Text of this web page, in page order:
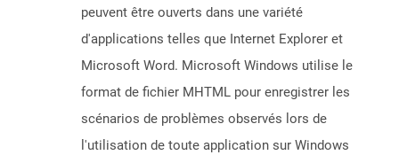
peuvent être ouverts dans une variété
d'applications telles que Internet Explorer et
Microsoft Word. Microsoft Windows utilise le
format de fichier MHTML pour enregistrer les
scénarios de problèmes observés lors de
l'utilisation de toute application sur Windows